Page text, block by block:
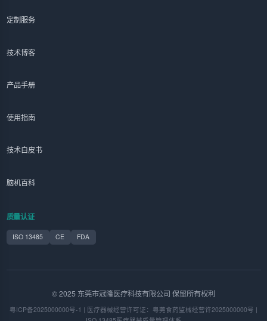
定制服务
技术博客
产品手册
使用指南
技术白皮书
脑机百科
质量认证
ISO 13485 CE FDA
© 2025 东莞市冠隆医疗科技有限公司 保留所有权利
粤ICP备2025000000号-1 | 医疗器械经营许可证：粤莞食药监械经营许2025000000号 |